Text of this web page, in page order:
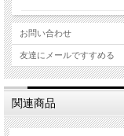
お問い合わせ
友達にメールですすめる
関連商品